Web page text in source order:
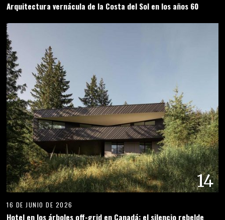
Arquitectura vernácula de la Costa del Sol en los años 60
14
16 DE JUNIO DE 2026
Hotel en los árboles off-grid en Canadá: el silencio rebelde